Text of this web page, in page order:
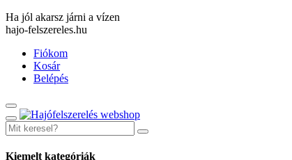
Ha jól akarsz járni a vízen
hajo-felszereles.hu
Fiókom
Kosár
Belépés
Kiemelt kategóriák